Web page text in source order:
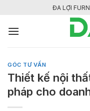
nội
ĐA LỢI
GÓC TƯ VẤN
Thiết kế nội
pháp cho